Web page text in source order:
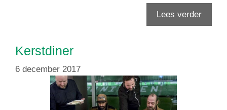
Lees verder
Kerstdiner
6 december 2017